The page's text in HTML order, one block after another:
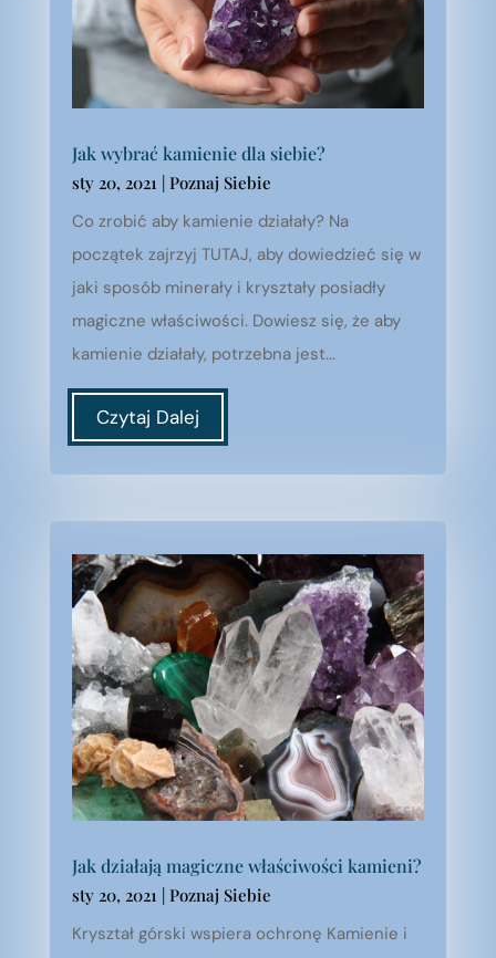
Jak wybrać kamienie dla siebie?
sty 20, 2021 Poznaj Siebie
Co zrobić aby kamienie działały? Na
początek zajrzyj TUTAJ, aby dowiedzieć się w
jaki sposób minerały i kryształy posiadły
magiczne właściwości. Dowiesz się, że aby
kamienie działały, potrzebna jest...
Czytaj Dalej
Jak działają magiczne właściwości kamieni?
sty 20, 2021 | Poznaj Siebie
Kryształ górski wspiera ochronę Kamienie i